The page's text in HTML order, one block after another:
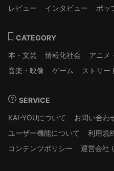
レビュー
インタビュー ポッ
CATEGORY
本・文芸
情報化社会 アニメ
音楽・映像
ゲーム ストリー
SERVICE
KAI-YOUについて
お問い合わ
ユーザー機能について
利用規
コンテンツポリシー
運営会社